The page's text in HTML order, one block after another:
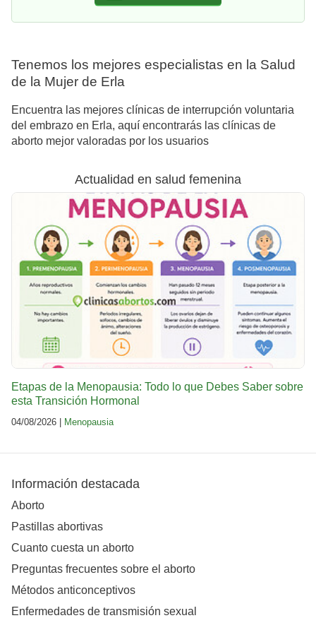
Tenemos los mejores especialistas en la Salud
de la Mujer de Erla
Encuentra las mejores clínicas de interrupción voluntaria
del embrazo en Erla, aquí encontrarás las clínicas de
aborto mejor valoradas por los usuarios
Actualidad en salud femenina
Etapas de la Menopausia: Todo lo que Debes Saber sobre
esta Transición Hormonal
04/08/2026 | Menopausia
Información destacada
Aborto
Pastillas abortivas
Cuanto cuesta un aborto
Preguntas frecuentes sobre el aborto
Métodos anticonceptivos
Enfermedades de transmisión sexual